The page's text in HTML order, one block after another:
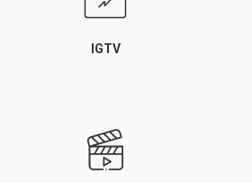
IGTV